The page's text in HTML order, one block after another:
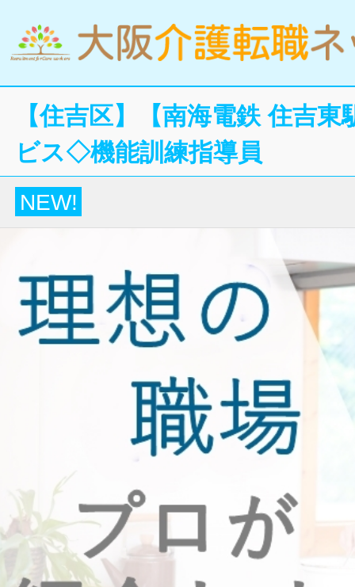
【住吉区】【南海電鉄 住吉
ビス◇機能訓練指導員
NEW!